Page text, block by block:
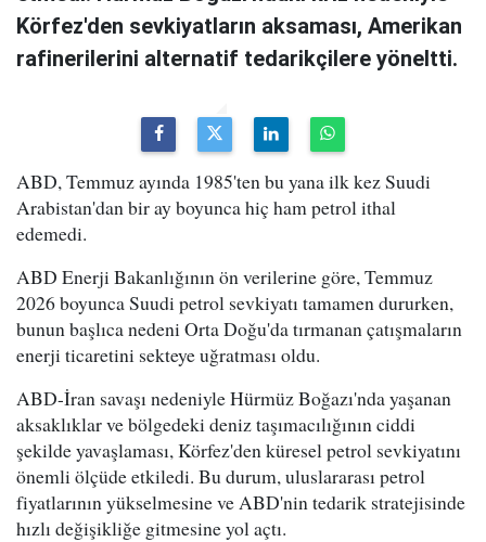
Körfez'den sevkiyatların aksaması, Amerikan
rafinerilerini alternatif tedarikçilere yöneltti.
ABD, Temmuz ayında 1985'ten bu yana ilk kez Suudi
Arabistan'dan bir ay boyunca hiç ham petrol ithal
edemedi.
ABD Enerji Bakanlığının ön verilerine göre, Temmuz
2026 boyunca Suudi petrol sevkiyatı tamamen dururken,
bunun başlıca nedeni Orta Doğu'da tırmanan çatışmaların
enerji ticaretini sekteye uğratması oldu.
ABD-İran savaşı nedeniyle Hürmüz Boğazı'nda yaşanan
aksaklıklar ve bölgedeki deniz taşımacılığının ciddi
şekilde yavaşlaması, Körfez'den küresel petrol sevkiyatını
önemli ölçüde etkiledi. Bu durum, uluslararası petrol
fiyatlarının yükselmesine ve ABD'nin tedarik stratejisinde
hızlı değişikliğe gitmesine yol açtı.